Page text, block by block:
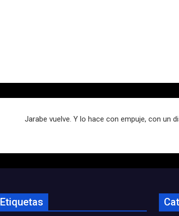
Jarabe vuelve. Y lo hace con empuje, con un
Etiquetas